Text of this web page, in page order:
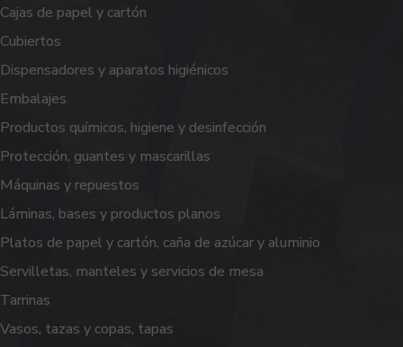
Cajas de papel y cartón
Cubiertos
Dispensadores y aparatos higiénicos
Embalajes
Productos químicos, higiene y desinfección
Protección, guantes y mascarillas
Máquinas y repuestos
Láminas, bases y productos planos
Platos de papel y cartón, caña de azúcar y aluminio
Servilletas, manteles y servicios de mesa
Tarrinas
Vasos, tazas y copas, tapas